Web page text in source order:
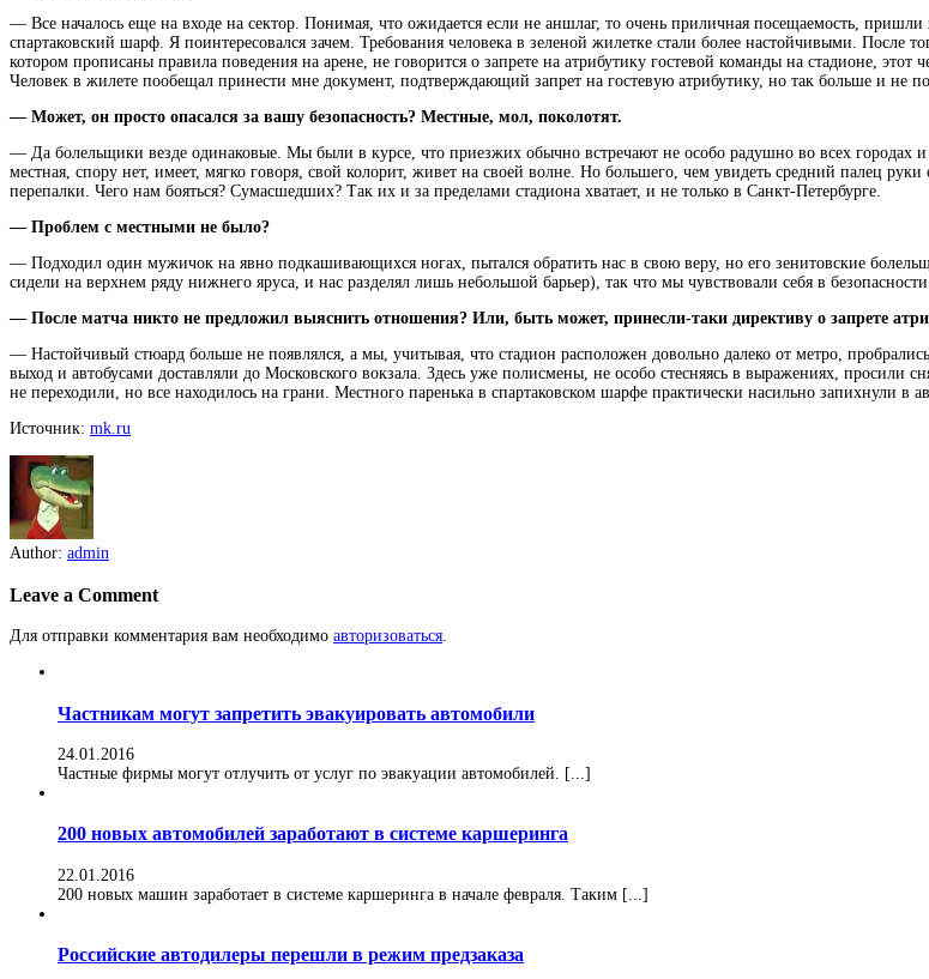
— Все началось еще на входе на сектор. Понимая, что ожидается если не аншлаг, то очень приличная посещаемость, пришли
спартаковский шарф. Я поинтересовался зачем. Требования человека в зеленой жилетке стали более настойчивыми.
котором прописаны правила поведения на арене, не говорится о запрете на атрибутику гостевой команды на стадионе,
Человек в жилете пообещал принести мне документ, подтверждающий запрет на гостевую атрибутику, но так больше и не
— Может, он просто опасался за вашу безопасность? Местные, мол, поколотят.
— Да болельщики везде одинаковые. Мы были в курсе, что приезжих обычно встречают не особо радушно во всех городах
местная, спору нет, имеет, мягко говоря, свой колорит, живет на своей волне. Но большего, чем увидеть средний палец
перепалки. Чего нам бояться? Сумасшедших? Так их и за пределами стадиона хватает, и не только в Санкт-Петербурге.
— Проблем с местными не было?
— Подходил один мужичок на явно подкашивающихся ногах, пытался обратить нас в свою веру, но его зенитовские
сидели на верхнем ряду нижнего яруса, и нас разделял лишь небольшой барьер), так что мы чувствовали себя в
— После матча никто не предложил выяснить отношения? Или, быть может, принесли-таки директиву о запрете
— Настойчивый стюард больше не появлялся, а мы, учитывая, что стадион расположен довольно далеко от метро,
выход и автобусами доставляли до Московского вокзала. Здесь уже полисмены, не особо стесняясь в выражениях, просили
не переходили, но все находилось на грани. Местного паренька в спартаковском шарфе практически насильно запихнули в
Источник: mk.ru
Author: admin
Leave a Comment
Для отправки комментария вам необходимо авторизоваться.
Частникам могут запретить эвакуировать автомобили
24.01.2016
Частные фирмы могут отлучить от услуг по эвакуации автомобилей. [...]
200 новых автомобилей заработают в системе каршеринга
22.01.2016
200 новых машин заработает в системе каршеринга в начале февраля. Таким [...]
Российские автодилеры перешли в режим предзаказа